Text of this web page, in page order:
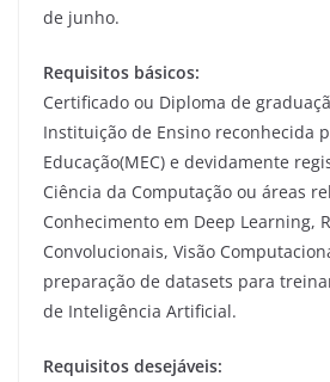
de junho.
Requisitos básicos:
Certificado ou Diploma de
Instituição de Ensino reconhecida
Educação(MEC) e devidamente
Ciência da Computação ou áreas
Conhecimento em Deep Learning,
Convolucionais, Visão
preparação de datasets para
de Inteligência Artificial.
Requisitos desejáveis: